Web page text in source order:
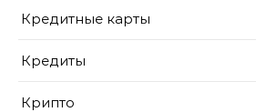
Кредитные карты
Кредиты
Крипто